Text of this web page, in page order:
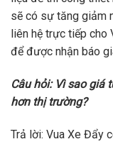
sẽ có sự tăng giảm
liên hệ trực tiếp cho
để được nhận báo
Câu hỏi: Vì sao giá
hơn thị trường?
Trả lời: Vua Xe Đẩy